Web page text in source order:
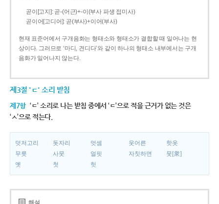
곧이[고지]: 곧-­(어근)+­-이(부사 파생 접미사)
곧이어[고디어]: 곧(부사)+이어(부사)
현재 표준어에서 구개음화는 형태소와 형태소가 결합할 때 일어나는 현
상이다. 그러므로 ‘마디, 견디다’와 같이 하나의 형태소 내부에서는 구개
음화가 일어나지 않는다.
제3절 'ㄷ' 소리 받침
제7항 ‘ㄷ’ 소리로 나는 받침 중에서 ‘ㄷ’으로 적을 근거가 없는 것은
‘ㅅ’으로 적는다.
덧저고리 돗자리 엇셈 웃어른
핫옷
무릇
사뭇 얼핏 자칫하면
뭇[衆]
옛
첫 헛
해설